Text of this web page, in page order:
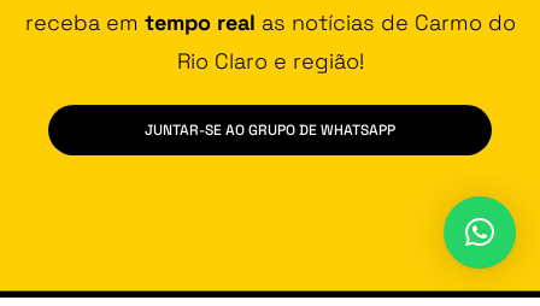
receba em tempo real as notícias de Carmo do
Rio Claro e região!
JUNTAR-SE AO GRUPO DE WHATSAPP